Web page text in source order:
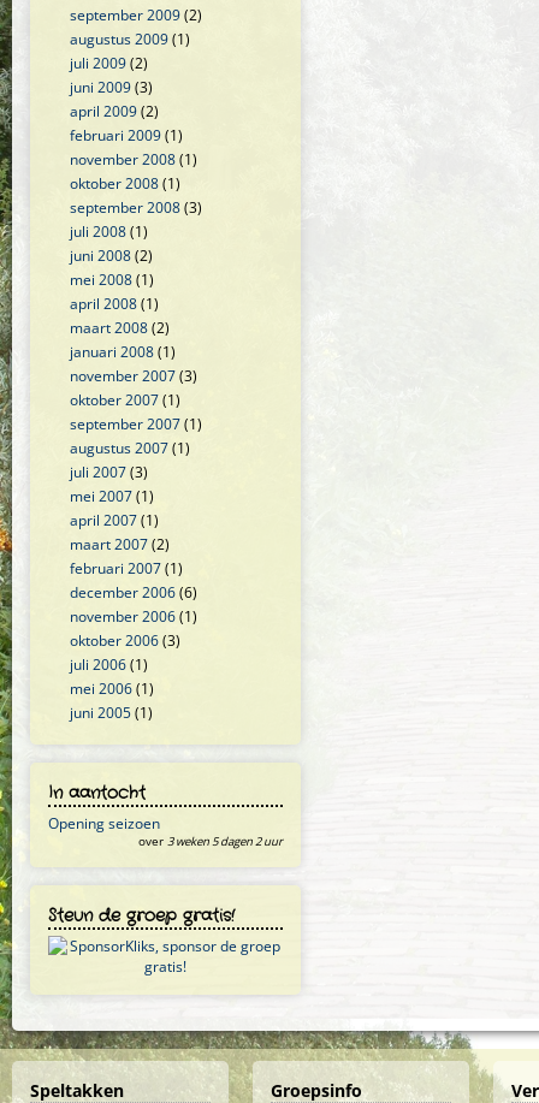
september 2009(2)
augustus 2009(1)
juli 2009(2)
juni 2009(3)
april 2009(2)
februari 2009(1)
november 2008(1)
oktober 2008(1)
september 2008(3)
juli 2008(1)
juni 2008(2)
mei 2008(1)
april 2008(1)
maart 2008(2)
januari 2008(1)
november 2007(3)
oktober 2007(1)
september 2007(1)
augustus 2007(1)
juli 2007(3)
mei 2007(1)
april 2007(1)
maart 2007(2)
februari 2007(1)
december 2006(6)
november 2006(1)
oktober 2006(3)
juli 2006(1)
mei 2006(1)
juni 2005(1)
In aantocht
Opening seizoen
over 3 weken 5 dagen 2 uur
Steun de groep gratis!
Speltakken Groepsinfo